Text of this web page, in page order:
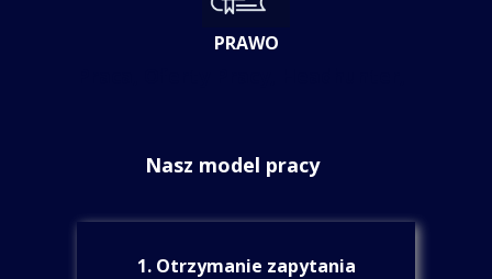
PRAWO
Nasz model pracy
1. Otrzymanie zapytania